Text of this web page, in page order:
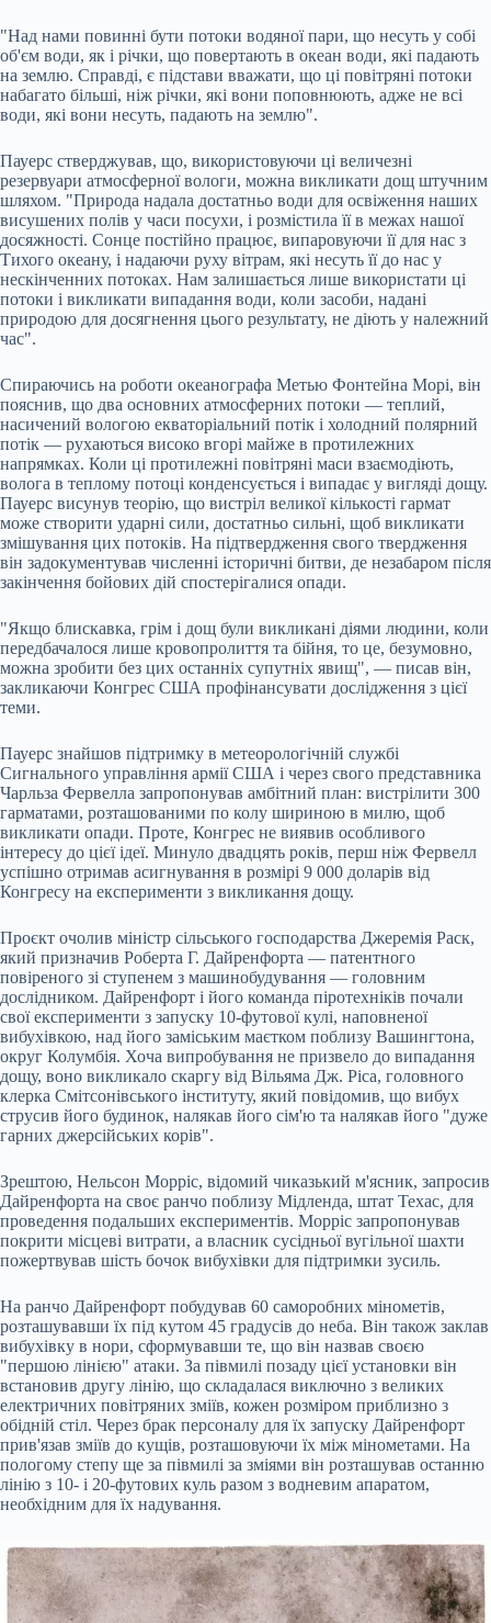
"Над нами повинні бути потоки водяної пари, що несуть у собі
об'єм води, як і річки, що повертають в океан води, які падають
на землю. Справді, є підстави вважати, що ці повітряні потоки
набагато більші, ніж річки, які вони поповнюють, адже не всі
води, які вони несуть, падають на землю".
Пауерс стверджував, що, використовуючи ці величезні
резервуари атмосферної вологи, можна викликати дощ штучним
шляхом. "Природа надала достатньо води для освіження наших
висушених полів у часи посухи, і розмістила її в межах нашої
досяжності. Сонце постійно працює, випаровуючи її для нас з
Тихого океану, і надаючи руху вітрам, які несуть її до нас у
нескінченних потоках. Нам залишається лише використати ці
потоки і викликати випадання води, коли засоби, надані
природою для досягнення цього результату, не діють у належний
час".
Спираючись на роботи океанографа Метью Фонтейна Морі, він
пояснив, що два основних атмосферних потоки — теплий,
насичений вологою екваторіальний потік і холодний полярний
потік — рухаються високо вгорі майже в протилежних
напрямках. Коли ці протилежні повітряні маси взаємодіють,
волога в теплому потоці конденсується і випадає у вигляді дощу.
Пауерс висунув теорію, що вистріл великої кількості гармат
може створити ударні сили, достатньо сильні, щоб викликати
змішування цих потоків. На підтвердження свого твердження
він задокументував численні історичні битви, де незабаром після
закінчення бойових дій спостерігалися опади.
"Якщо блискавка, грім і дощ були викликані діями людини, коли
передбачалося лише кровопролиття та бійня, то це, безумовно,
можна зробити без цих останніх супутніх явищ", — писав він,
закликаючи Конгрес США профінансувати дослідження з цієї
теми.
Пауерс знайшов підтримку в метеорологічній службі
Сигнального управління армії США і через свого представника
Чарльза Фервелла запропонував амбітний план: вистрілити 300
гарматами, розташованими по колу шириною в милю, щоб
викликати опади. Проте, Конгрес не виявив особливого
інтересу до цієї ідеї. Минуло двадцять років, перш ніж Фервелл
успішно отримав асигнування в розмірі 9 000 доларів від
Конгресу на експерименти з викликання дощу.
Проєкт очолив міністр сільського господарства Джеремія Раск,
який призначив Роберта Г. Дайренфорта — патентного
повіреного зі ступенем з машинобудування — головним
дослідником. Дайренфорт і його команда піротехніків почали
свої експерименти з запуску 10-футової кулі, наповненої
вибухівкою, над його заміським маєтком поблизу Вашингтона,
округ Колумбія. Хоча випробування не призвело до випадання
дощу, воно викликало скаргу від Вільяма Дж. Ріса, головного
клерка Смітсонівського інституту, який повідомив, що вибух
струсив його будинок, налякав його сім'ю та налякав його "дуже
гарних джерсійських корів".
Зрештою, Нельсон Морріс, відомий чиказький м'ясник, запросив
Дайренфорта на своє ранчо поблизу Мідленда, штат Техас, для
проведення подальших експериментів. Морріс запропонував
покрити місцеві витрати, а власник сусідньої вугільної шахти
пожертвував шість бочок вибухівки для підтримки зусиль.
На ранчо Дайренфорт побудував 60 саморобних мінометів,
розташувавши їх під кутом 45 градусів до неба. Він також заклав
вибухівку в нори, сформувавши те, що він назвав своєю
"першою лінією" атаки. За півмилі позаду цієї установки він
встановив другу лінію, що складалася виключно з великих
електричних повітряних зміїв, кожен розміром приблизно з
обідній стіл. Через брак персоналу для їх запуску Дайренфорт
прив'язав зміїв до кущів, розташовуючи їх між мінометами. На
пологому степу ще за півмилі за зміями він розташував останню
лінію з 10- і 20-футових куль разом з водневим апаратом,
необхідним для їх надування.